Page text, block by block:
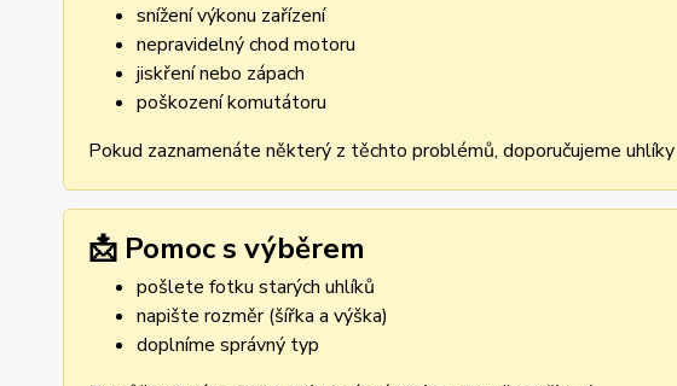
snížení výkonu zařízení
nepravidelný chod motoru
jiskření nebo zápach
poškození komutátoru
Pokud zaznamenáte některý z těchto problémů, doporučujeme
📩 Pomoc s výběrem
pošlete fotku starých uhlíků
napište rozměr (šířka a výška)
doplníme správný typ